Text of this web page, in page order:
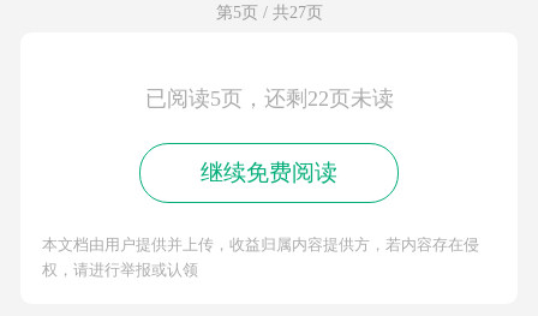
第5页 / 共27页
已阅读5页，还剩22页未读
继续免费阅读
本文档由用户提供并上传，收益归属内容提供方，若内容存在侵
权，请进行举报或认领